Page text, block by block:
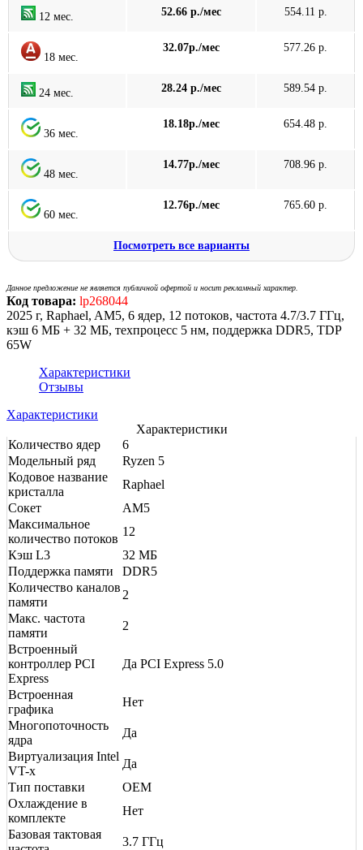
12 мес. 52.66 р./мес 554.11 р.
18 мес.
32.07р./мес 577.26 р.
24 мес. 28.24 р./мес 589.54 р.
36 мес.
18.18р./мес 654.48 р.
48 мес.
14.77р./мес 708.96 р.
60 мес.
12.76р./мес 765.60 р.
Посмотреть все варианты
Данное предложение не является публичной офертой и носит рекламный характер.
Код товара: lp268044
2025 г, Raphael, AM5, 6 ядер, 12 потоков, частота 4.7/3.7 ГГц,
кэш 6 МБ + 32 МБ, техпроцесс 5 нм, поддержка DDR5, TDP
65W
Характеристики
Отзывы
Характеристики
Характеристики
Количество ядер
6
Модельный ряд
Ryzen 5
Кодовое название
кристалла
Raphael
Сокет
AM5
Максимальное
количество потоков
12
Кэш L3
32 МБ
Поддержка памяти
DDR5
Количество каналов
памяти
2
Макс. частота
памяти
2
Встроенный
контроллер PCI
Express
Да PCI Express 5.0
Встроенная
графика
Нет
Многопоточность
ядра
Да
Виртуализация Intel
VT-x
Да
Тип поставки
OEM
Охлаждение в
комплекте
Нет
Базовая тактовая
3.7 ГГц